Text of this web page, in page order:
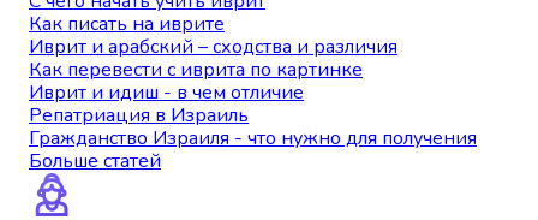
Как писать на иврите
Иврит и арабский – сходства и различия
Как перевести с иврита по картинке
Иврит и идиш - в чем отличие
Репатриация в Израиль
Гражданство Израиля - что нужно для получения
Больше статей